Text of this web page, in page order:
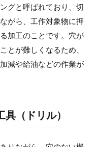
グと呼ばれており、切
がら、工作対象物に押
加工のことです。穴が
とが難しくなるため、
減や給油などの作業が
具（ドリル）